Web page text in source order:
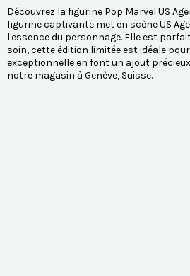
Découvrez la figurine Pop Marvel US
figurine captivante met en scène US
l'essence du personnage. Elle est
soin, cette édition limitée est idéale
exceptionnelle en font un ajout
notre magasin à Genève, Suisse.